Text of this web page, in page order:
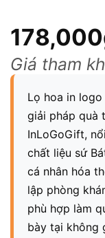
178,000
Giá tham
Lọ hoa in
giải pháp quà
InLoGoGift,
chất liệu sứ
cá nhân hóa
lập phòng
phù hợp làm
bày tại không